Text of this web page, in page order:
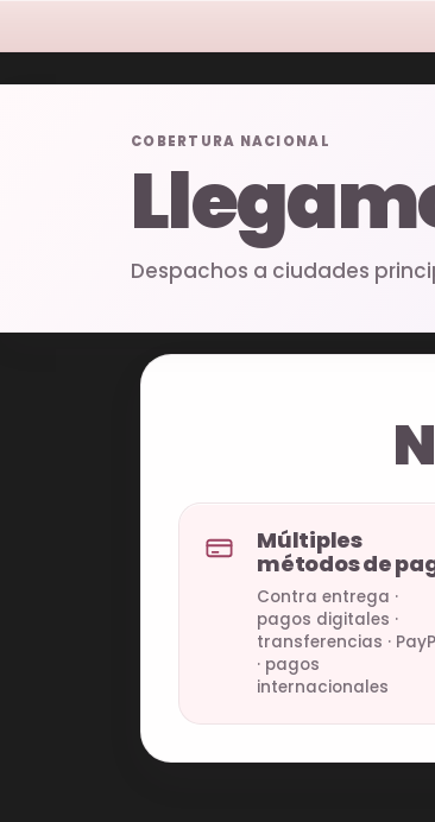
COBERTURA NACIONAL
Despachos a ciudades
Múltiples
métodos de
Contra entrega ·
pagos digitales ·
transferencias ·
· pagos
internacionales